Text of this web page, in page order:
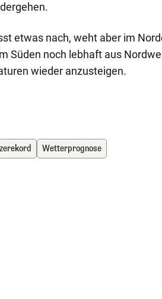
etwas nach, weht aber im
Süden noch lebhaft aus
wieder anzusteigen.
Wetterprognose